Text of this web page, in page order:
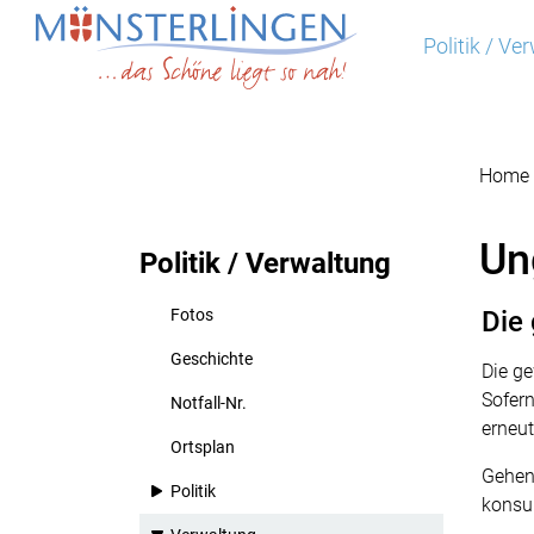
Politik /
Home
Politik / Verwaltung
Fotos
Geschichte
Notfall-Nr.
Ortsplan
Politik
Die
Die